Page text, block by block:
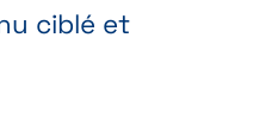
ciblé et